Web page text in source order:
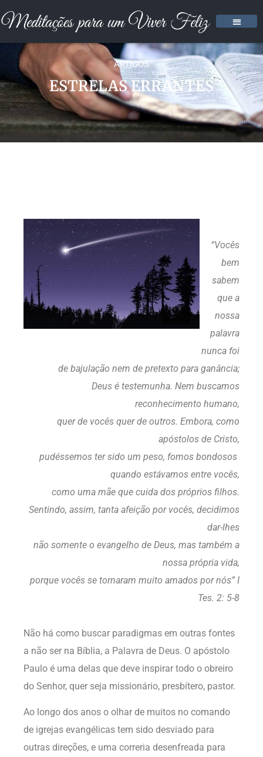
ARTIGOS
ESTRELAS ERRANTES
“Vocês
bem
sabem
que a
nossa
palavra
nunca foi
de bajulação nem de pretexto para ganância;
Deus é testemunha. Nem buscamos
reconhecimento humano,
quer de vocês quer de outros. Embora, como
apóstolos de Cristo,
pudéssemos ter sido um peso, fomos bondosos
quando estávamos entre vocês,
como uma mãe que cuida dos próprios filhos.
Sentindo, assim, tanta afeição por vocês, decidimos
dar-lhes
não somente o evangelho de Deus, mas também a
nossa própria vida,
porque vocês se tornaram muito amados por nós” I
Tes. 2: 5-8
Não há como buscar paradigmas em outras fontes
a não ser na Bíblia, a Palavra de Deus. O apóstolo
Paulo é uma delas que deve inspirar todo o obreiro
do Senhor, quer seja missionário, presbítero, pastor.
Ao longo dos anos o olhar de muitos no comando
de igrejas evangélicas tem sido desviado para
outras direções, e uma correria desenfreada para